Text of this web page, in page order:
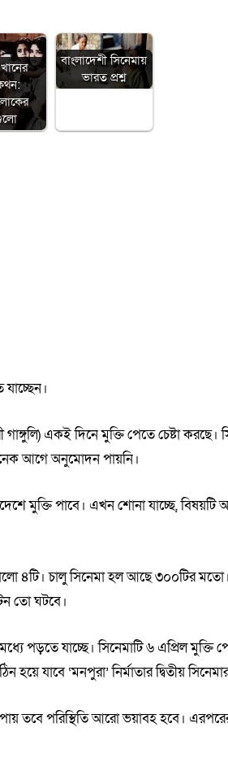
বাংলাদেশী সিনেমায়
ভারত প্রশ্ন
একই দিনে মুক্তি পেতে চেষ্টা করছে।
আগে অনুমোদন পায়নি।
মুক্তি পাবে। এখন শোনা যাচ্ছে,
৪টি। চালু সিনেমা হল আছে ৩০০টির
তো ঘটবে।
পড়তে যাচ্ছে। সিনেমাটি ৬ এপ্রিল মুক্তি
হয়ে যাবে ‘মনপুরা’ নির্মাতার দ্বিতীয়
তবে পরিস্থিতি আরো ভয়াবহ হবে।